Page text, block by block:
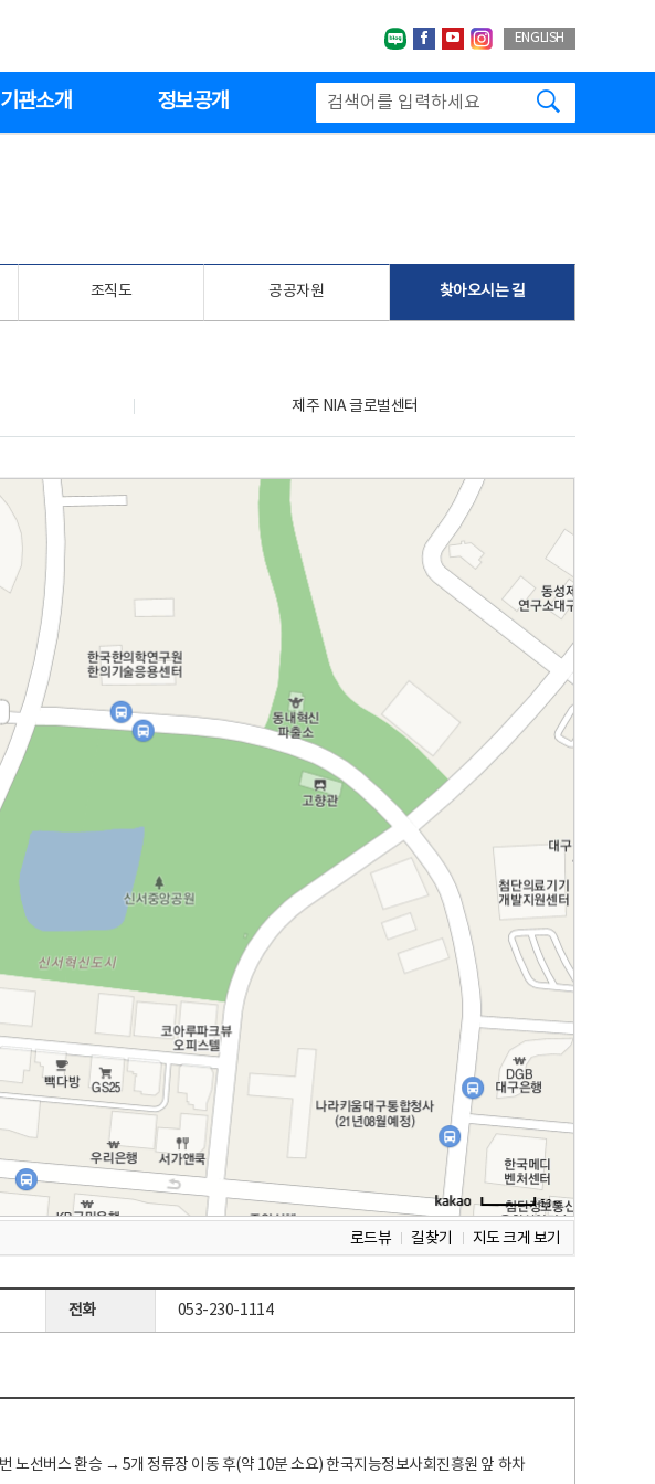
네이버블로그
페이스북
유투브인스타그랩
ENGLISH
기관소개 정보공개
조직도 공공자원 찾아오시는 길
제주 NIA 글로벌센터
로드뷰 길찾기 지도 크게 보기
전화 053-230-1114
선버스 환승 → 5개 정류장 이동 후(약 10분 소요) 한국지능정보사회진흥원 앞 하차